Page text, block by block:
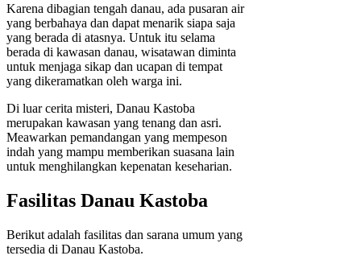
Karena dibagian tengah danau, ada pusaran air
yang berbahaya dan dapat menarik siapa saja
yang berada di atasnya. Untuk itu selama
berada di kawasan danau, wisatawan diminta
untuk menjaga sikap dan ucapan di tempat
yang dikeramatkan oleh warga ini.
Di luar cerita misteri, Danau Kastoba
merupakan kawasan yang tenang dan asri.
Meawarkan pemandangan yang mempeson
indah yang mampu memberikan suasana lain
untuk menghilangkan kepenatan keseharian.
Fasilitas Danau Kastoba
Berikut adalah fasilitas dan sarana umum yang
tersedia di Danau Kastoba.